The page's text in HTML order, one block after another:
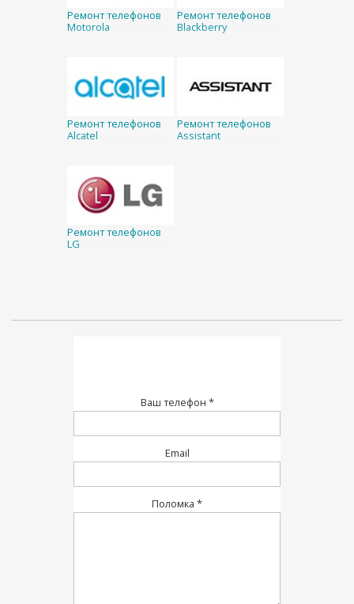
Ремонт телефонов
Motorola
Ремонт телефонов
Blackberry
Ремонт телефонов
Alcatel
Ремонт телефонов
Assistant
Ремонт телефонов
LG
Ваш телефон *
Email
Поломка *